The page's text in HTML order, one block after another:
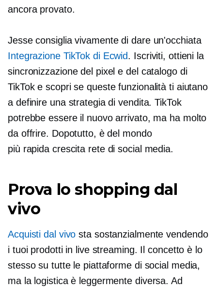
ancora provato.
Jesse consiglia vivamente di dare un'occhiata
Integrazione TikTok di Ecwid. Iscriviti, ottieni la
sincronizzazione del pixel e del catalogo di
TikTok e scopri se queste funzionalità ti aiutano
a definire una strategia di vendita. TikTok
potrebbe essere il nuovo arrivato, ma ha molto
da offrire. Dopotutto, è del mondo
più rapida crescita rete di social media.
Prova lo shopping dal
vivo
Acquisti dal vivo sta sostanzialmente vendendo
i tuoi prodotti in live streaming. Il concetto è lo
stesso su tutte le piattaforme di social media,
ma la logistica è leggermente diversa. Ad